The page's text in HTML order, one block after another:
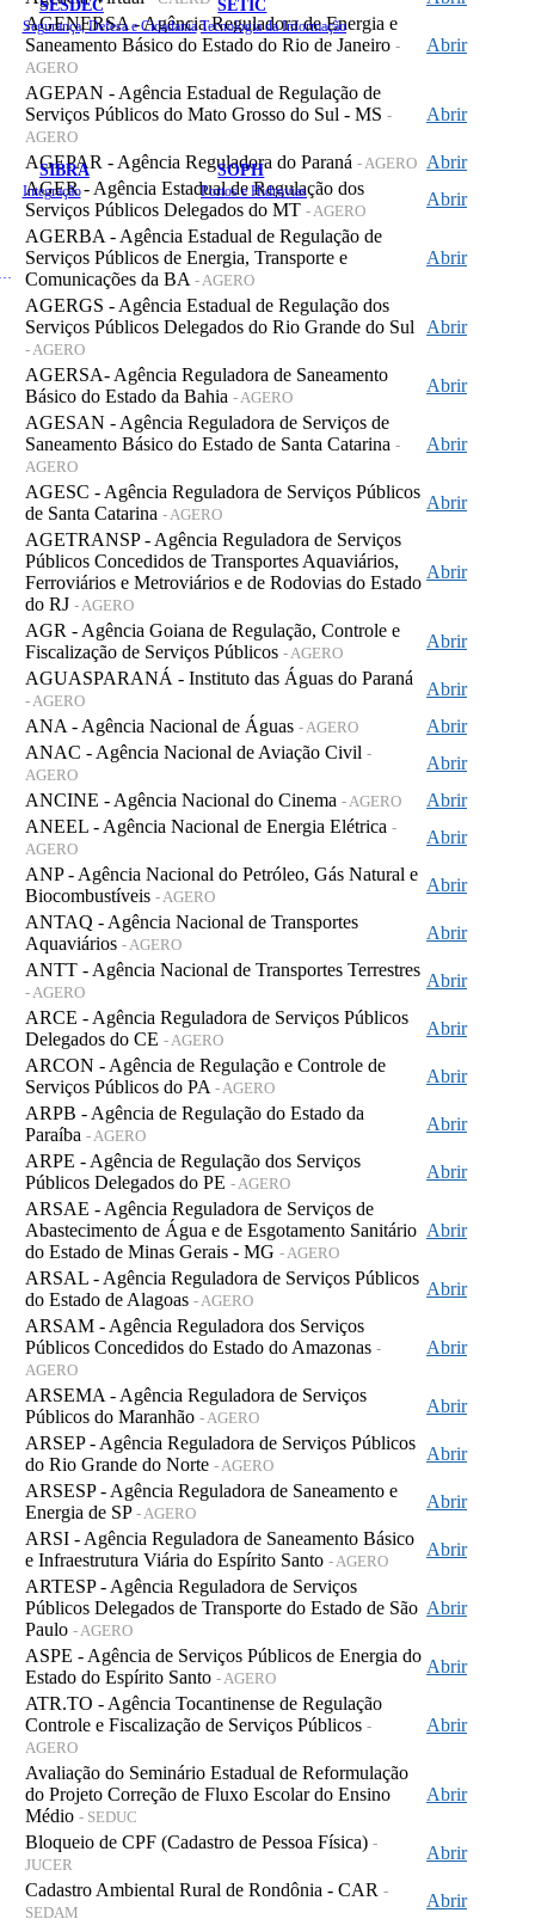
SESDEC
Segurança, Defesa e Cidadania
SETIC
Tecnologia da Informação
SIBRA
Integração
SOPH
Portos e Hidrovias
AGENERSA - Agência Reguladora de Energia e
Saneamento Básico do Estado do Rio de Janeiro -
AGERO
Abrir
AGEPAN - Agência Estadual de Regulação de
Serviços Públicos do Mato Grosso do Sul - MS -
AGERO
Abrir
AGEPAR - Agência Reguladora do Paraná - AGERO Abrir
AGER - Agência Estadual de Regulação dos
Serviços Públicos Delegados do MT - AGERO
Abrir
AGERBA - Agência Estadual de Regulação de
Serviços Públicos de Energia, Transporte e
Comunicações da BA - AGERO
Abrir
AGERGS - Agência Estadual de Regulação dos
Serviços Públicos Delegados do Rio Grande do Sul
- AGERO
Abrir
AGERSA- Agência Reguladora de Saneamento
Básico do Estado da Bahia - AGERO
Abrir
AGESAN - Agência Reguladora de Serviços de
Saneamento Básico do Estado de Santa Catarina -
AGERO
Abrir
AGESC - Agência Reguladora de Serviços Públicos
de Santa Catarina - AGERO
Abrir
AGETRANSP - Agência Reguladora de Serviços
Públicos Concedidos de Transportes Aquaviários,
Ferroviários e Metroviários e de Rodovias do Estado
do RJ - AGERO
Abrir
AGR - Agência Goiana de Regulação, Controle e
Fiscalização de Serviços Públicos - AGERO
Abrir
AGUASPARANÁ - Instituto das Águas do Paraná
- AGERO
Abrir
ANA - Agência Nacional de Águas - AGERO
Abrir
ANAC - Agência Nacional de Aviação Civil -
AGERO
Abrir
ANCINE - Agência Nacional do Cinema - AGERO
Abrir
ANEEL - Agência Nacional de Energia Elétrica -
AGERO
Abrir
ANP - Agência Nacional do Petróleo, Gás Natural e
Biocombustíveis - AGERO
Abrir
ANTAQ - Agência Nacional de Transportes
Aquaviários - AGERO
Abrir
ANTT - Agência Nacional de Transportes Terrestres
- AGERO
Abrir
ARCE - Agência Reguladora de Serviços Públicos
Delegados do CE - AGERO
Abrir
ARCON - Agência de Regulação e Controle de
Serviços Públicos do PA - AGERO
Abrir
ARPB - Agência de Regulação do Estado da
Paraíba - AGERO
Abrir
ARPE - Agência de Regulação dos Serviços
Públicos Delegados do PE - AGERO
Abrir
ARSAE - Agência Reguladora de Serviços de
Abastecimento de Água e de Esgotamento Sanitário
do Estado de Minas Gerais - MG - AGERO
Abrir
ARSAL - Agência Reguladora de Serviços Públicos
do Estado de Alagoas - AGERO
Abrir
ARSAM - Agência Reguladora dos Serviços
Públicos Concedidos do Estado do Amazonas -
AGERO
Abrir
ARSEMA - Agência Reguladora de Serviços
Públicos do Maranhão - AGERO
Abrir
ARSEP - Agência Reguladora de Serviços Públicos
do Rio Grande do Norte - AGERO
Abrir
ARSESP - Agência Reguladora de Saneamento e
Energia de SP - AGERO
Abrir
ARSI - Agência Reguladora de Saneamento Básico
e Infraestrutura Viária do Espírito Santo - AGERO
Abrir
ARTESP - Agência Reguladora de Serviços
Públicos Delegados de Transporte do Estado de São
Paulo - AGERO
Abrir
ASPE - Agência de Serviços Públicos de Energia do
Estado do Espírito Santo - AGERO
Abrir
ATR.TO - Agência Tocantinense de Regulação
Controle e Fiscalização de Serviços Públicos -
AGERO
Abrir
Avaliação do Seminário Estadual de Reformulação
do Projeto Correção de Fluxo Escolar do Ensino
Médio - SEDUC
Abrir
Bloqueio de CPF (Cadastro de Pessoa Física) -
JUCER
Abrir
Cadastro Ambiental Rural de Rondônia - CAR -
SEDAM
Abrir